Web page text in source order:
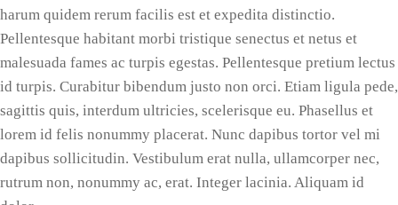
harum quidem rerum facilis est et expedita distinctio.
Pellentesque habitant morbi tristique senectus et netus et
malesuada fames ac turpis egestas. Pellentesque pretium lectus
id turpis. Curabitur bibendum justo non orci. Etiam ligula pede,
sagittis quis, interdum ultricies, scelerisque eu. Phasellus et
lorem id felis nonummy placerat. Nunc dapibus tortor vel mi
dapibus sollicitudin. Vestibulum erat nulla, ullamcorper nec,
rutrum non, nonummy ac, erat. Integer lacinia. Aliquam id